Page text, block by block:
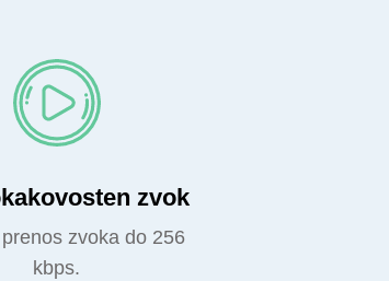
zvok
zvoka do 256
kbps.